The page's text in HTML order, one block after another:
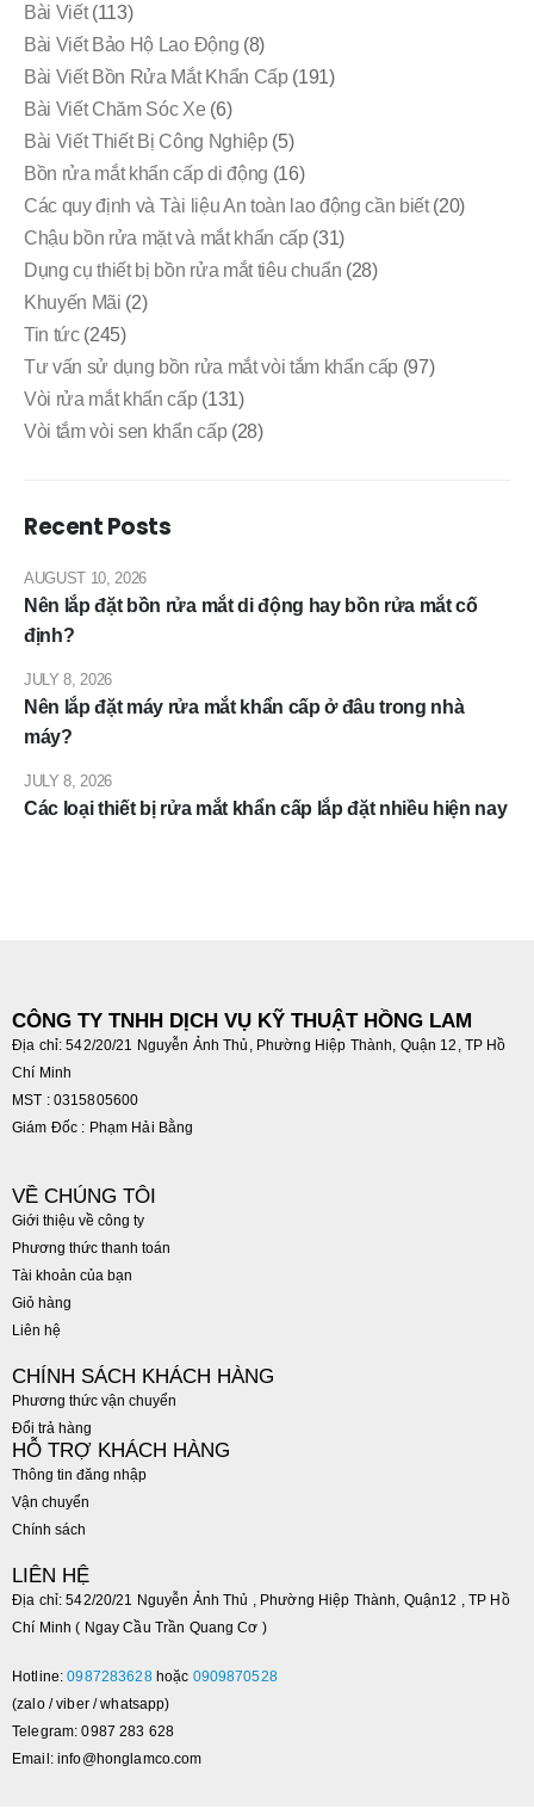
Bài Viết(113)
Bài Viết Bảo Hộ Lao Động (8)
Bài Viết Bồn Rửa Mắt Khẩn Cấp(191)
Bài Viết Chăm Sóc Xe (6)
Bài Viết Thiết Bị Công Nghiệp(5)
Bồn rửa mắt khẩn cấp di động (16)
Các quy định và Tài liệu An toàn lao động cần biết(20)
Chậu bồn rửa mặt và mắt khẩn cấp(31)
Dụng cụ thiết bị bồn rửa mắt tiêu chuẩn (28)
Khuyến Mãi (2)
Tin tức(245)
Tư vấn sử dụng bồn rửa mắt vòi tắm khẩn cấp (97)
Vòi rửa mắt khẩn cấp(131)
Vòi tắm vòi sen khẩn cấp(28)
Recent Posts
Nên lắp đặt bồn rửa mắt di động hay bồn rửa mắt cố
định?
AUGUST 10, 2026
Nên lắp đặt máy rửa mắt khẩn cấp ở đâu trong nhà
máy?
JULY 8, 2026
Các loại thiết bị rửa mắt khẩn cấp lắp đặt nhiều hiện nay
JULY 8, 2026
CÔNG TY TNHH DỊCH VỤ KỸ THUẬT HỒNG LAM
Địa chỉ: 542/20/21 Nguyễn Ảnh Thủ, Phường Hiệp Thành, Quận 12, TP Hồ
Chí Minh
MST : 0315805600
Giám Đốc : Phạm Hải Bằng
VỀ CHÚNG TÔI
Giới thiệu về công ty
Phương thức thanh toán
Tài khoản của bạn
Giỏ hàng
Liên hệ
CHÍNH SÁCH KHÁCH HÀNG
Phương thức vận chuyển
Đổi trả hàng
HỖ TRỢ KHÁCH HÀNG
Thông tin đăng nhập
Vận chuyển
Chính sách
LIÊN HỆ
Địa chỉ: 542/20/21 Nguyễn Ảnh Thủ , Phường Hiệp Thành, Quận12 , TP Hồ
Chí Minh ( Ngay Cầu Trần Quang Cơ )
Hotline:0987283628hoặc 0909870528
(zalo / viber / whatsapp)
Telegram: 0987 283 628
Email: info@honglamco.com